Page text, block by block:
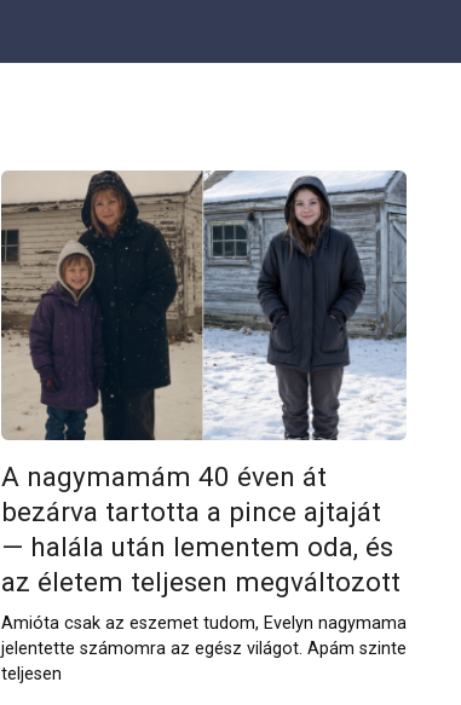
A nagymamám 40 éven át
bezárva tartotta a pince ajtaját
— halála után lementem oda, és
az életem teljesen megváltozott
Amióta csak az eszemet tudom, Evelyn nagymama
jelentette számomra az egész világot. Apám szinte
teljesen